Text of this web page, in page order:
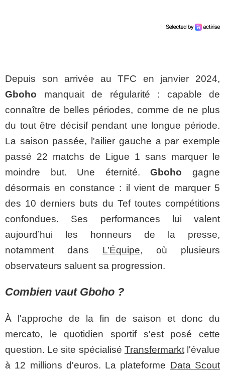
Depuis son arrivée au TFC en janvier 2024,
Gboho manquait de régularité : capable de
connaître de belles périodes, comme de ne plus
du tout être décisif pendant une longue période.
La saison passée, l'ailier gauche a par exemple
passé 22 matchs de Ligue 1 sans marquer le
moindre but. Une éternité.Gboho gagne
désormais en constance : il vient de marquer 5
des 10 derniers buts du Tef toutes compétitions
confondues. Ses performances lui valent
aujourd’hui les honneurs de la presse,
notamment dans L’Équipe, où plusieurs
observateurs saluent sa progression.
Combien vaut Gboho ?
À l'approche de la fin de saison et donc du
mercato, le quotidien sportif s'est posé cette
question. Le site spécialisé Transfermarktl'évalue
à 12 millions d'euros. La plateforme Data Scout